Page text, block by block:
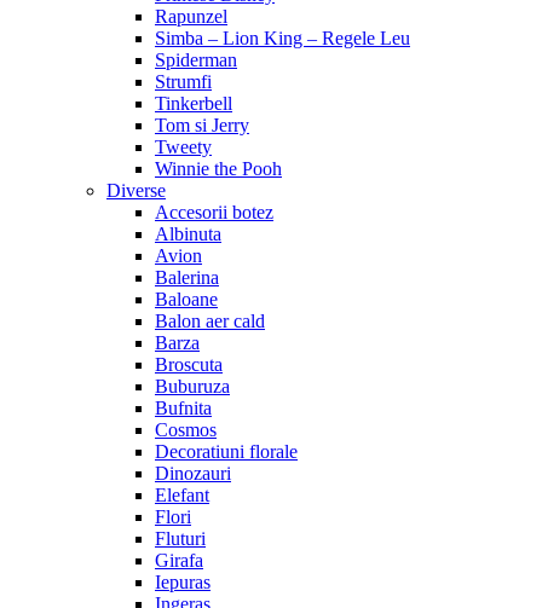
Rapunzel
Simba – Lion King – Regele Leu
Spiderman
Strumfi
Tinkerbell
Tom si Jerry
Tweety
Winnie the Pooh
Diverse
Accesorii botez
Albinuta
Avion
Balerina
Baloane
Balon aer cald
Barza
Broscuta
Buburuza
Bufnita
Cosmos
Decoratiuni florale
Dinozauri
Elefant
Flori
Fluturi
Girafa
Iepuras
Ingeras